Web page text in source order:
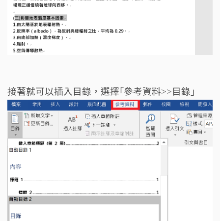
接著就可以插入目錄，選擇｢參考資料>>目錄」